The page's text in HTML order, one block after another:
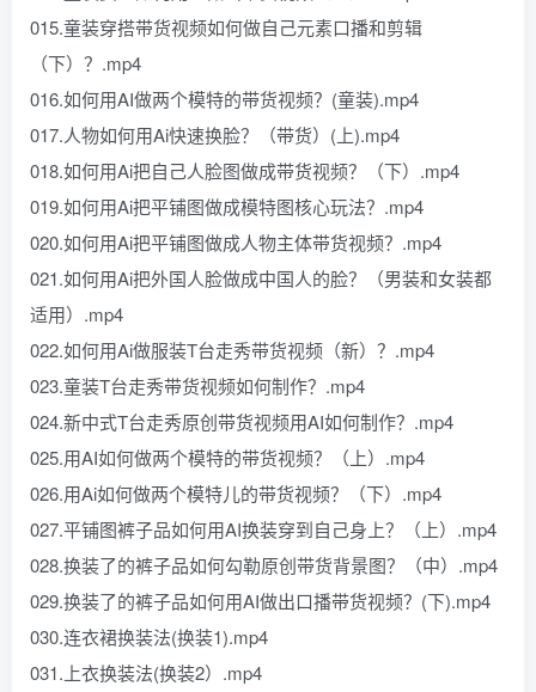
015.童装穿搭带货视频如何做自己元素口播和剪辑
（下）？.mp4
016.如何用AI做两个模特的带货视频？(童装).mp4
017.人物如何用Ai快速换脸？（带货）(上).mp4
018.如何用Ai把自己人脸图做成带货视频？（下）.mp4
019.如何用Ai把平铺图做成模特图核心玩法？.mp4
020.如何用Ai把平铺图做成人物主体带货视频？.mp4
021.如何用Ai把外国人脸做成中国人的脸？（男装和女装都
适用）.mp4
022.如何用Ai做服装T台走秀带货视频（新）？.mp4
023.童装T台走秀带货视频如何制作？.mp4
024.新中式T台走秀原创带货视频用AI如何制作？.mp4
025.用AI如何做两个模特的带货视频？（上）.mp4
026.用Ai如何做两个模特儿的带货视频？（下）.mp4
027.平铺图裤子品如何用AI换装穿到自己身上？（上）.mp4
028.换装了的裤子品如何勾勒原创带货背景图？（中）.mp4
029.换装了的裤子品如何用AI做出口播带货视频？(下).mp4
030.连衣裙换装法(换装1).mp4
031.上衣换装法(换装2）.mp4